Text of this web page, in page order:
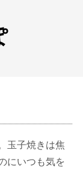
玉子焼きは焦
にいつも気を